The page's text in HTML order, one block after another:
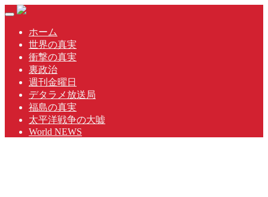
Skip
content
Toggle
navigationホーム
世界の真実
衝撃の真実
裏政治
週刊金曜日
デタラメ放送局
福島の真実
太平洋戦争の大嘘
World NEWS